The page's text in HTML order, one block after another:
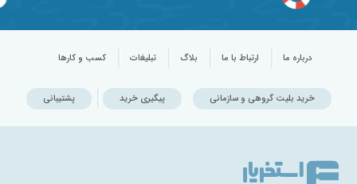
درباره ما ارتباط با ما بلاگ تبلیغات کسب و کارها
خرید بلیت گروهی و سازمانی پیگیری خرید پشتیبانی